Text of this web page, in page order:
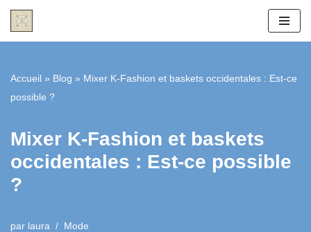
contenu
Accueil » Blog » Mixer K-Fashion et baskets occidentales : Est-ce
possible ?
Mixer K-Fashion et baskets
occidentales : Est-ce possible
?
par laura Mode